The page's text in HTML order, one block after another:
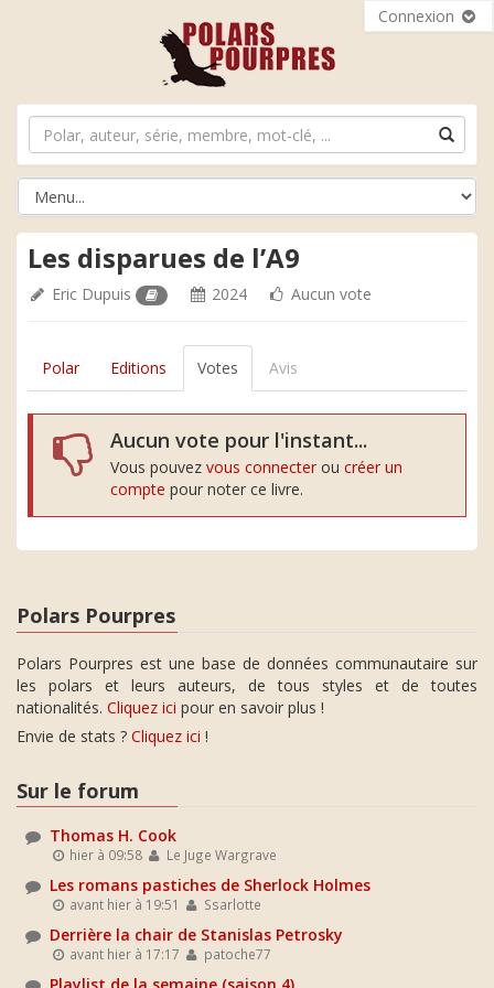
Connexion
Les disparues de l’A9
Eric Dupuis 2024 Aucun vote
Polar Editions Votes Avis
Aucun vote pour l'instant...
Vous pouvez vous connecter ou créer un
compte pour noter ce livre.
Polars Pourpres
Polars Pourpres est une base de données communautaire sur
les polars et leurs auteurs, de tous styles et de toutes
nationalités. Cliquez ici pour en savoir plus !
Envie de stats ? Cliquez ici !
Sur le forum
Thomas H. Cook
hier à 09:58 Le Juge Wargrave
Les romans pastiches de Sherlock Holmes
avant hier à 19:51 Ssarlotte
Derrière la chair de Stanislas Petrosky
avant hier à 17:17 patoche77